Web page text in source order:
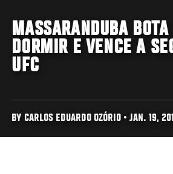
MASSARANDUBA
DORMIR E VENCE A
UFC
BY CARLOS EDUARDO OZÓRIO • JAN. 19,